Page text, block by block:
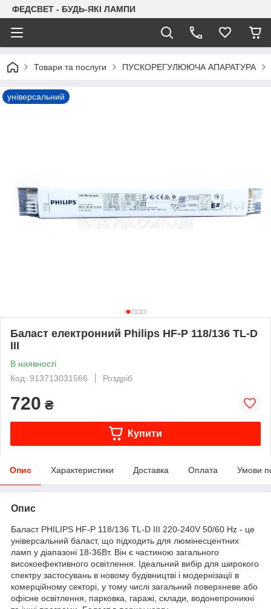
ФЕДСВЕТ - БУДЬ-ЯКІ ЛАМПИ
Товари та послуги ПУСКОРЕГУЛЮЮЧА АПАРАТУРА
універсальний
Баласт електронний Philips HF-P 118/136 TL-D
III
В наявності
Код: 913713031566
Роздріб
720 ₴
Купити
Опис Характеристики Доставка Оплата Умови
Опис
Баласт PHILIPS HF-P 118/136 TL-D III 220-240V 50/60 Hz - це
універсальний баласт, що підходить для люмінесцентних
ламп у діапазоні 18-36Вт. Він є частиною загального
високоефективного освітлення. Ідеальний вибір для широкого
спектру застосувань в новому будівництві і модернізації в
комерційному секторі, у тому числі загальний поверхневе або
офісне освітлення, парковка, гаражі, склади, водонепроникні